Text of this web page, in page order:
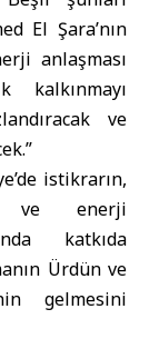
El Şara’nın
anlaşması
kalkınmayı
ve
istikrarın,
ve enerji
katkıda
Ürdün ve
gelmesini